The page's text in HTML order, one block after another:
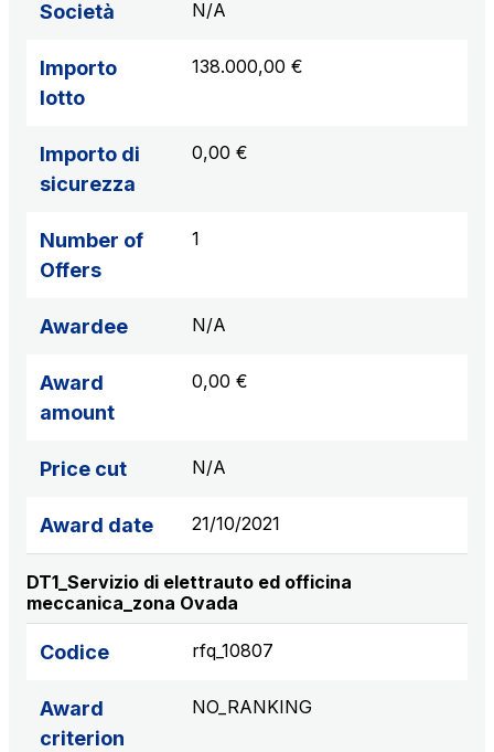
Società N/A
Importo
lotto
138.000,00 €
Importo di
sicurezza
0,00 €
Number of
Offers
1
Awardee N/A
Award
amount
0,00 €
Price cut N/A
Award date 21/10/2021
DT1_Servizio di elettrauto ed officina
meccanica_zona Ovada
Codice rfq_10807
Award
criterion
NO_RANKING